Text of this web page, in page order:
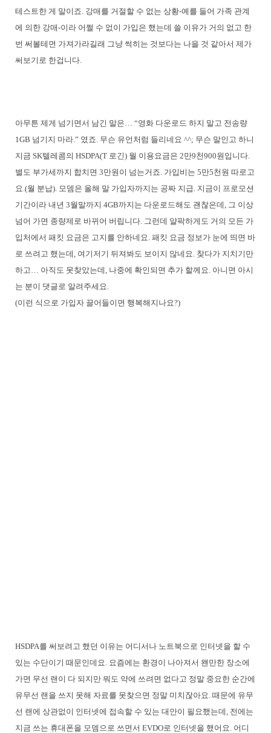
테스트한 게 말이죠. 강매를 거절할 수 없는 상황-예를 들어 가족 관계
에 의한 강매-이라 어쩔 수 없이 가입은 했는데 쓸 이유가 거의 없고 한
번 써볼테면 가져가라길래 그냥 썩히는 것보다는 나을 것 같아서 제가
써보기로 한겁니다.
아무튼 제게 넘기면서 남긴 말은… “영화 다운로드 하지 말고 전송량
1GB 넘기지 마라.” 였죠. 무슨 유언처럼 들리네요 ^^; 무슨 말인고 하니
지금 SK텔레콤의 HSDPA(T 로긴) 월 이용요금은 2만9천900원입니다.
별도 부가세까지 합치면 3만원이 넘는거죠. 가입비는 5만5천원 따로고
요.(월 분납). 모뎀은 올해 말 가입자까지는 공짜 지급. 지금이 프로모션
기간이라 내년 3월말까지 4GB까지는 다운로드해도 괜찮은데, 그 이상
넘어 가면 종량제로 바뀌어 버립니다. 그런데 얄팍하게도 거의 모든 가
입처에서 패킷 요금은 고지를 안하네요. 패킷 요금 정보가 눈에 띄면 바
로 쓰려고 했는데, 여기저기 뒤져봐도 보이지 않네요. 찾다가 지치기만
하고… 아직도 못찾았는데, 나중에 확인되면 추가 할께요. 아니면 아시
는 분이 댓글로 알려주세요.
(이런 식으로 가입자 끌어들이면 행복해지나요?)
HSDPA를 써보려고 했던 이유는 어디서나 노트북으로 인터넷을 할 수
있는 수단이기 때문인데요. 요즘에는 환경이 나아져서 왠만한 장소에
가면 무선 랜이 다 되지만 뭐도 약에 쓰려면 없다고 정말 중요한 순간에
유무선 랜을 쓰지 못해 자료를 못찾으면 정말 미치잖아요. 때문에 유무
선 랜에 상관없이 인터넷에 접속할 수 있는 대안이 필요했는데, 전에는
지금 쓰는 휴대폰을 모뎀으로 쓰면서 EVDO로 인터넷을 했어요. 어디